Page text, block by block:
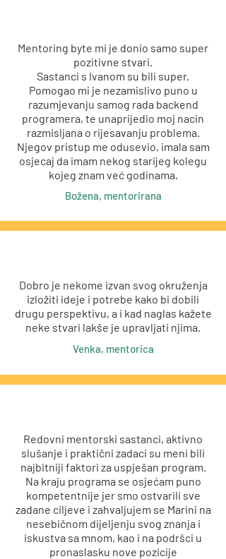
Mentoring byte mi je donio samo super
pozitivne stvari.
Sastanci s Ivanom su bili super.
Pomogao mi je nezamislivo puno u
razumjevanju samog rada backend
programera, te unaprijedio moj nacin
razmisljana o rijesavanju problema.
Njegov pristup me odusevio, imala sam
osjecaj da imam nekog starijeg kolegu
kojeg znam već godinama.
Božena, mentorirana
Dobro je nekome izvan svog okruženja
izložiti ideje i potrebe kako bi dobili
drugu perspektivu, a i kad naglas kažete
neke stvari lakše je upravljati njima.
Venka, mentorica
Redovni mentorski sastanci, aktivno
slušanje i praktični zadaci su meni bili
najbitniji faktori za uspješan program.
Na kraju programa se osjećam puno
kompetentnije jer smo ostvarili sve
zadane ciljeve i zahvaljujem se Marini na
nesebičnom dijeljenju svog znanja i
iskustva sa mnom, kao i na podršci u
pronaslasku nove pozicije